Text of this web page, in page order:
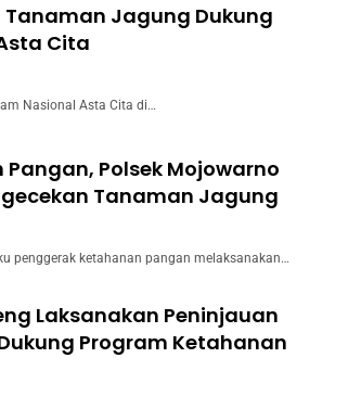
Tanaman Jagung Dukung
Cita
Nasional Asta Cita di…
Polsek Mojowarno
Tanaman Jagung
penggerak ketahanan pangan melaksanakan…
Laksanakan Peninjauan
Program Ketahanan